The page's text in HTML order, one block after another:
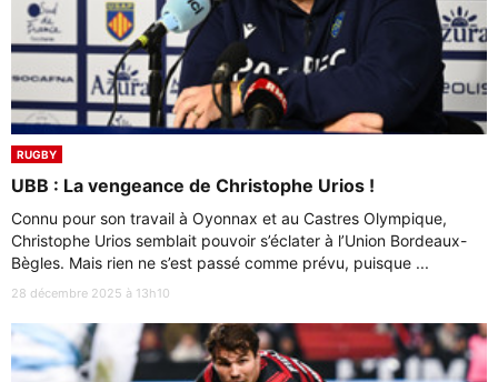
RUGBY
UBB : La vengeance de Christophe Urios !
Connu pour son travail à Oyonnax et au Castres Olympique,
Christophe Urios semblait pouvoir s’éclater à l’Union Bordeaux-
Bègles. Mais rien ne s’est passé comme prévu, puisque ...
28 décembre 2025 à 13h10